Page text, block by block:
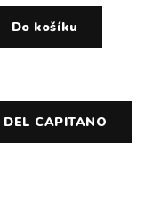
Do košíku
CAPITANO